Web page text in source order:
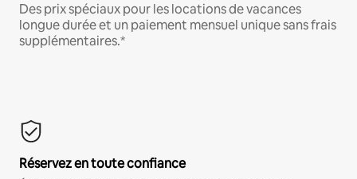
Des prix spéciaux pour les locations de vacances
longue durée et un paiement mensuel unique sans frais
supplémentaires.*
Réservez en toute confiance